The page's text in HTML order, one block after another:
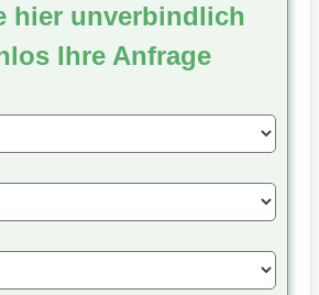
hier unverbindlich
Ihre Anfrage